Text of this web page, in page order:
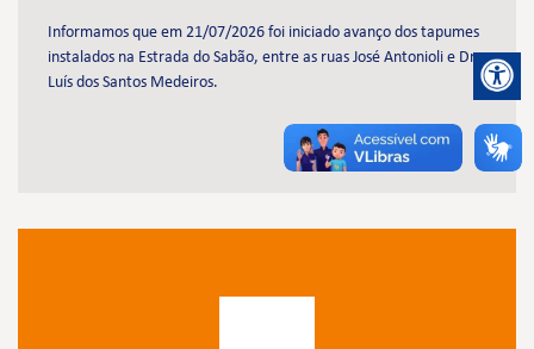
Informamos que em 21/07/2026 foi iniciado avanço dos tapumes
instalados na Estrada do Sabão, entre as ruas José Antonioli e Dr.
Luís dos Santos Medeiros.